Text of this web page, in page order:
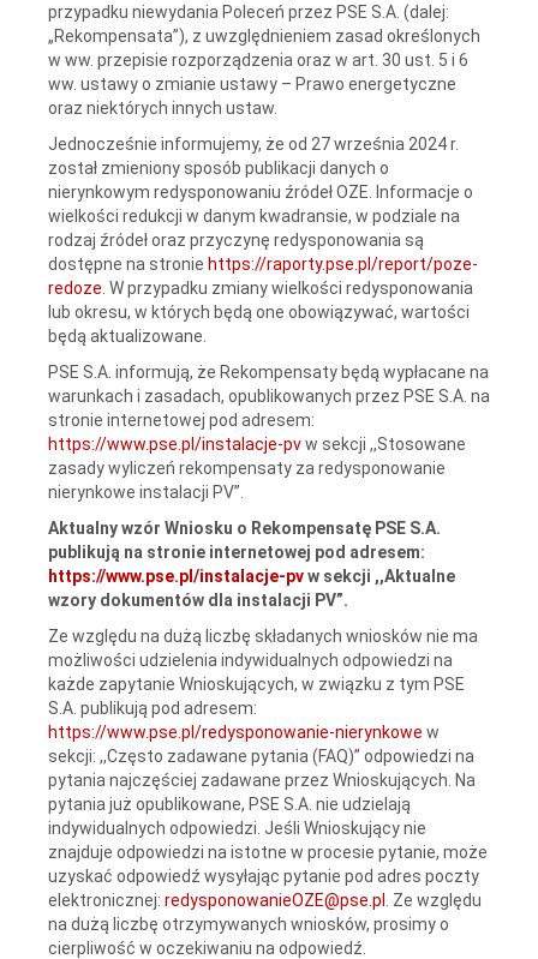
przypadku niewydania Poleceń przez PSE S.A. (dalej:
„Rekompensata”), z uwzględnieniem zasad określonych
w ww. przepisie rozporządzenia oraz w art. 30 ust. 5 i 6
ww. ustawy o zmianie ustawy – Prawo energetyczne
oraz niektórych innych ustaw.
Jednocześnie informujemy, że od 27 września 2024 r.
został zmieniony sposób publikacji danych o
nierynkowym redysponowaniu źródeł OZE. Informacje o
wielkości redukcji w danym kwadransie, w podziale na
rodzaj źródeł oraz przyczynę redysponowania są
dostępne na stronie https://raporty.pse.pl/report/poze-
redoze . W przypadku zmiany wielkości redysponowania
lub okresu, w których będą one obowiązywać, wartości
będą aktualizowane.
PSE S.A. informują, że Rekompensaty będą wypłacane na
warunkach i zasadach, opublikowanych przez PSE S.A. na
stronie internetowej pod adresem:
https://www.pse.pl/instalacje-pvw sekcji ,,Stosowane
zasady wyliczeń rekompensaty za redysponowanie
nierynkowe instalacji PV”.
Aktualny wzór Wniosku o Rekompensatę PSE S.A.
publikują na stronie internetowej pod adresem:
https://www.pse.pl/instalacje-pvw sekcji ,,Aktualne
wzory dokumentów dla instalacji PV”.
Ze względu na dużą liczbę składanych wniosków nie ma
możliwości udzielenia indywidualnych odpowiedzi na
każde zapytanie Wnioskujących, w związku z tym PSE
S.A. publikują pod adresem:
https://www.pse.pl/redysponowanie-nierynkowe w
sekcji: ,,Często zadawane pytania (FAQ)” odpowiedzi na
pytania najczęściej zadawane przez Wnioskujących. Na
pytania już opublikowane, PSE S.A. nie udzielają
indywidualnych odpowiedzi. Jeśli Wnioskujący nie
znajduje odpowiedzi na istotne w procesie pytanie, może
uzyskać odpowiedź wysyłając pytanie pod adres poczty
elektronicznej: redysponowanieOZE@pse.pl
. Ze względu
na dużą liczbę otrzymywanych wniosków, prosimy o
cierpliwość w oczekiwaniu na odpowiedź.